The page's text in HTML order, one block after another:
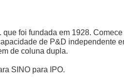
foi fundada em 1928.
de P&D independente
de coluna dupla.
SINO para IPO.